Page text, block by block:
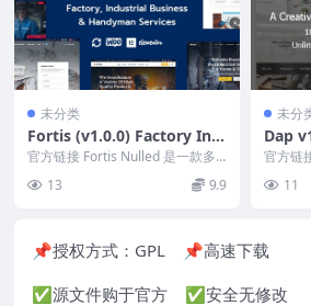
未分类
Fortis (v1.0.0) Factory Ind
ustrial Business & Handy
man Services WordPress T
heme
官方链接 Fortis Nulled 是一款多
功能、现代化的工厂工业商业和杂
工服...
13 9.9
未分
Dap
官方链
的
简洁的...
11
📌授权方式： GPL 📌高速下载
✅源文件购于官方 ✅安全无修改